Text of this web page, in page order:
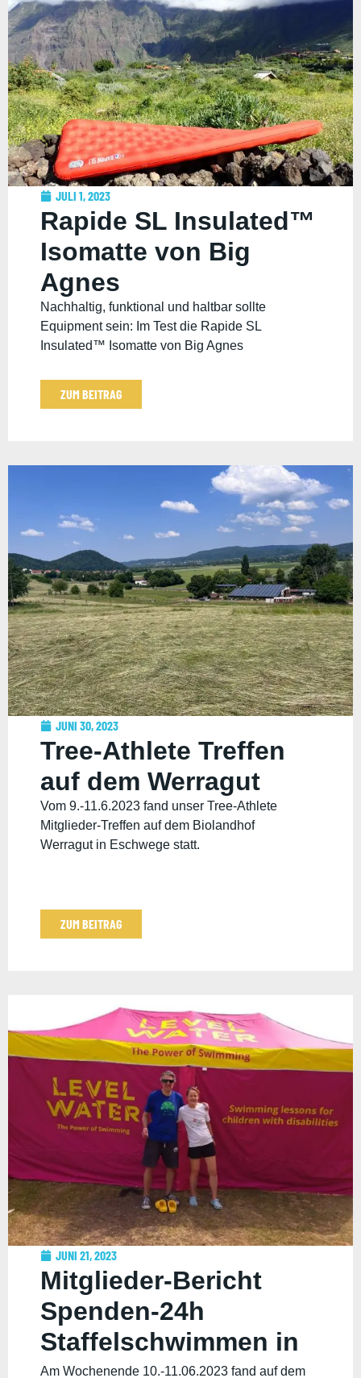
JULI 1, 2023
Rapide SL Insulated™
Isomatte von Big
Agnes
Nachhaltig, funktional und haltbar sollte
Equipment sein: Im Test die Rapide SL
Insulated™ Isomatte von Big Agnes
ZUM BEITRAG
JUNI 30, 2023
Tree-Athlete Treffen
auf dem Werragut
Vom 9.-11.6.2023 fand unser Tree-Athlete
Mitglieder-Treffen auf dem Biolandhof
Werragut in Eschwege statt.
ZUM BEITRAG
JUNI 21, 2023
Mitglieder-Bericht
Spenden-24h
Staffelschwimmen in
Am Wochenende 10.-11.06.2023 fand auf dem